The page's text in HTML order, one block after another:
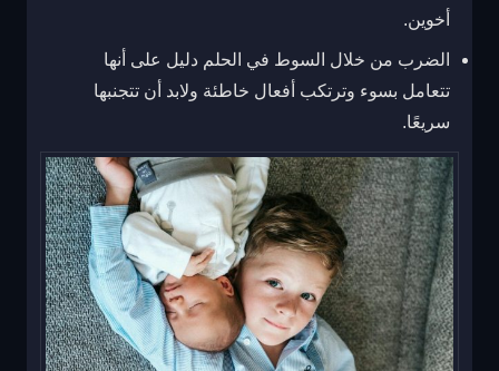
أخوين.
الضرب من خلال السوط في الحلم دليل على أنها
تتعامل بسوء وترتكب أفعال خاطئة ولابد أن تتجنبها
سريعًا.